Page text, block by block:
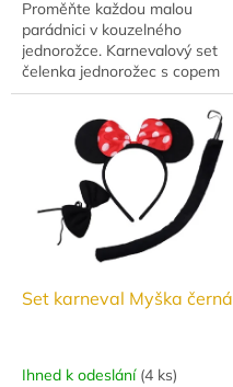
Proměňte každou malou
parádnici v kouzelného
jednorožce. Karnevalový set
čelenka jednorožec s copem
je ideální doplněk na karneval,
dětskou oslavu, focení i
tematické párty. V...
Set karneval Myška černá
Ihned k odeslání (4 ks)